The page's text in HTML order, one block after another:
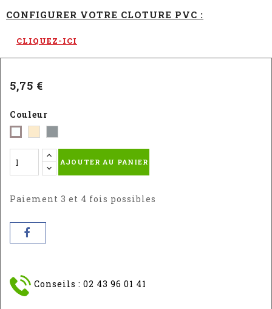
CONFIGURER VOTRE CLOTURE PVC :
CLIQUEZ-ICI
5,75 €
Couleur
Blanc
-
RAL
-
RAL
-
RALAJOUTER AU PANIER
Paiement 3 et 4 fois possibles
Conseils : 02 43 96 01 41